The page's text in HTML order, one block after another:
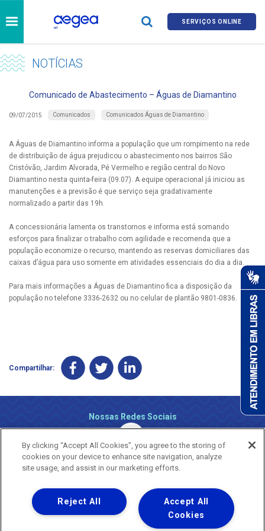
SERVIÇOS ONLINE
NOTÍCIAS
Comunicado de Abastecimento – Águas de Diamantino
09/07/2015 Comunicados Comunicados Águas de Diamantino
A Águas de Diamantino informa a população que um rompimento na rede
de distribuição de água prejudicou o abastecimento nos bairros São
Cristóvão, Jardim Alvorada, Pé Vermelho e região central do Novo
Diamantino nesta quinta-feira (09.07). A equipe operacional já iniciou as
manutenções e a previsão é que serviço seja gradativamente
normalizado a partir das 19h.
A concessionária lamenta os transtornos e informa está somando
esforços para finalizar o trabalho com agilidade e recomenda que a
população economize o recurso, mantendo as reservas domiciliares das
caixas d’água para uso somente em atividades essenciais do dia a dia.
Para mais informações a Águas de Diamantino fica a disposição da
população no telefone 3336-2632 ou no celular de plantão 9801-0836.
Compartilhar:
Nossas Redes Sociais
Uma empresa
Copyright ® 2026 - Todos os Direitos Reservados.
By clicking “Accept All Cookies”, you agree to the storing of
cookies on your device to enhance site navigation, analyze
site usage, and assist in our marketing efforts.
Accept All
Cookies
Reject All